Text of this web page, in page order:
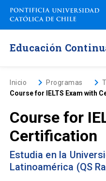
Saltar
contenido
Educación
Inicio
Programas de Estudio
Programas Corporativos
Inicio keyboard_arrow_rightProgramas keyboard_arrow_right
Course for IELTS Exam with
Course for
Certification
Estudia en la
Latinoamérica (QS